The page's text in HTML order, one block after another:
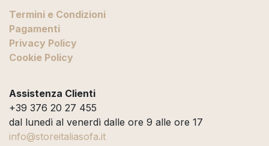
Termini e Condizioni
Pagamenti
Privacy Policy
Cookie Policy
Assistenza Clienti
+39 376 20 27 455
dal lunedì al venerdì dalle ore 9 alle ore 17
info@storeitaliasofa.it